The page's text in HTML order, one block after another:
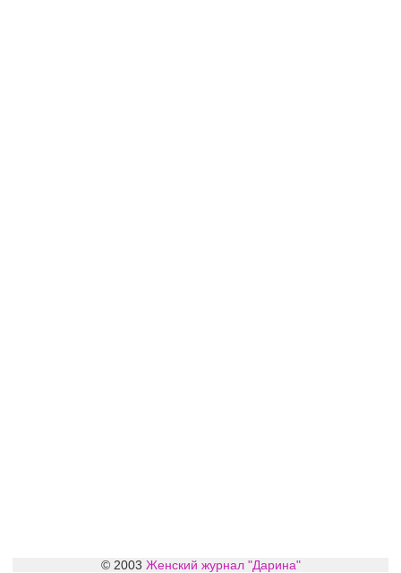
© 2003 Женский журнал "Дарина"